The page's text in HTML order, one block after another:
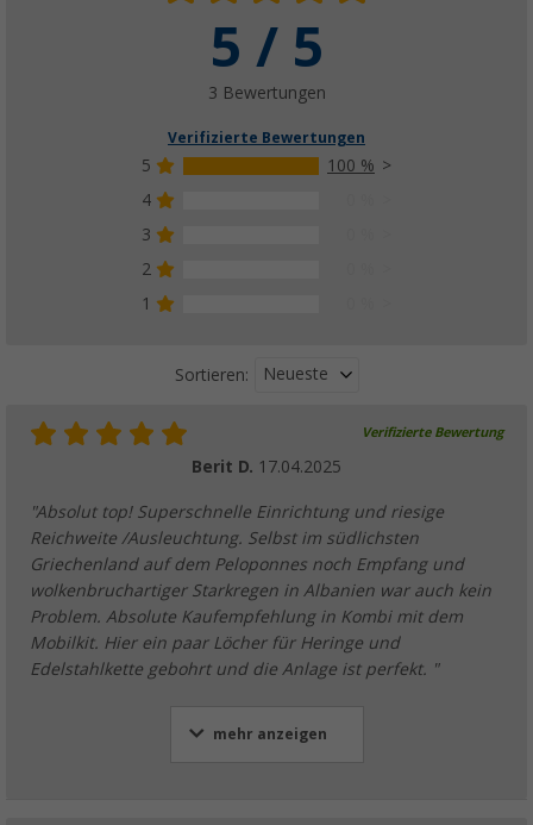
5 / 5
3 Bewertungen
Verifizierte Bewertungen
5
100 %
4
3
2
1
Sortieren: Neueste
Verifizierte Bewertung
Berit D. 17.04.2025
"Absolut top! Superschnelle Einrichtung und riesige
Reichweite /Ausleuchtung. Selbst im südlichsten
Griechenland auf dem Peloponnes noch Empfang und
wolkenbruchartiger Starkregen in Albanien war auch kein
Problem. Absolute Kaufempfehlung in Kombi mit dem
Mobilkit. Hier ein paar Löcher für Heringe und
Edelstahlkette gebohrt und die Anlage ist perfekt. "
mehr anzeigen